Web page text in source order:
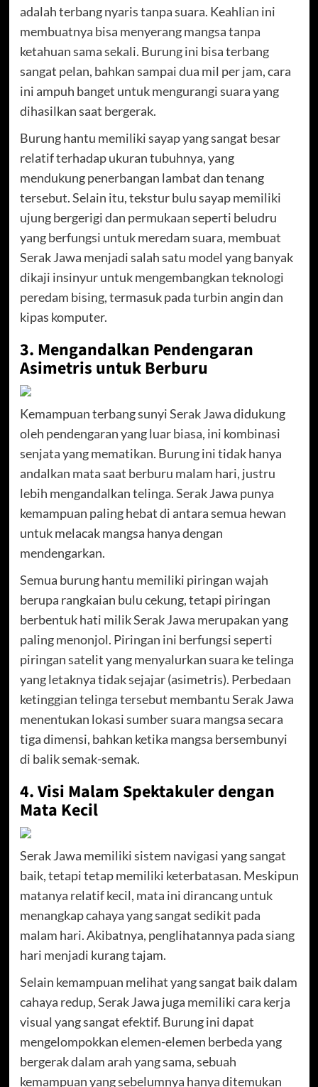
adalah terbang nyaris tanpa suara. Keahlian ini
membuatnya bisa menyerang mangsa tanpa
ketahuan sama sekali. Burung ini bisa terbang
sangat pelan, bahkan sampai dua mil per jam, cara
ini ampuh banget untuk mengurangi suara yang
dihasilkan saat bergerak.
Burung hantu memiliki sayap yang sangat besar
relatif terhadap ukuran tubuhnya, yang
mendukung penerbangan lambat dan tenang
tersebut. Selain itu, tekstur bulu sayap memiliki
ujung bergerigi dan permukaan seperti beludru
yang berfungsi untuk meredam suara, membuat
Serak Jawa menjadi salah satu model yang banyak
dikaji insinyur untuk mengembangkan teknologi
peredam bising, termasuk pada turbin angin dan
kipas komputer.
3. Mengandalkan Pendengaran
Asimetris untuk Berburu
Kemampuan terbang sunyi Serak Jawa didukung
oleh pendengaran yang luar biasa, ini kombinasi
senjata yang mematikan. Burung ini tidak hanya
andalkan mata saat berburu malam hari, justru
lebih mengandalkan telinga. Serak Jawa punya
kemampuan paling hebat di antara semua hewan
untuk melacak mangsa hanya dengan
mendengarkan.
Semua burung hantu memiliki piringan wajah
berupa rangkaian bulu cekung, tetapi piringan
berbentuk hati milik Serak Jawa merupakan yang
paling menonjol. Piringan ini berfungsi seperti
piringan satelit yang menyalurkan suara ke telinga
yang letaknya tidak sejajar (asimetris). Perbedaan
ketinggian telinga tersebut membantu Serak Jawa
menentukan lokasi sumber suara mangsa secara
tiga dimensi, bahkan ketika mangsa bersembunyi
di balik semak-semak.
4. Visi Malam Spektakuler dengan
Mata Kecil
Serak Jawa memiliki sistem navigasi yang sangat
baik, tetapi tetap memiliki keterbatasan. Meskipun
matanya relatif kecil, mata ini dirancang untuk
menangkap cahaya yang sangat sedikit pada
malam hari. Akibatnya, penglihatannya pada siang
hari menjadi kurang tajam.
Selain kemampuan melihat yang sangat baik dalam
cahaya redup, Serak Jawa juga memiliki cara kerja
visual yang sangat efektif. Burung ini dapat
mengelompokkan elemen-elemen berbeda yang
bergerak dalam arah yang sama, sebuah
kemampuan yang sebelumnya hanya ditemukan